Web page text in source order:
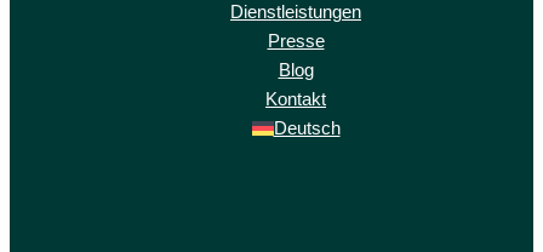
Dienstleistungen
Presse
Blog
Kontakt
Deutsch